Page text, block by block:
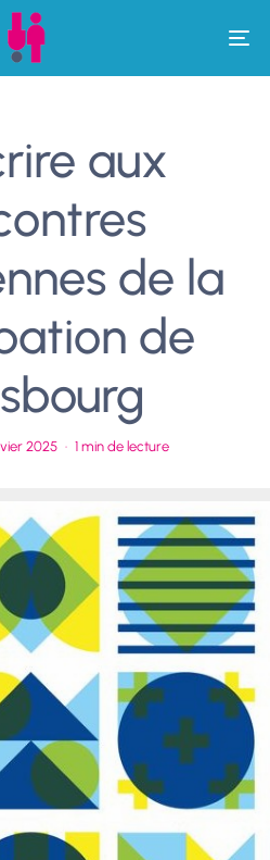
aux
de la
de
2025 · 1 min de lecture